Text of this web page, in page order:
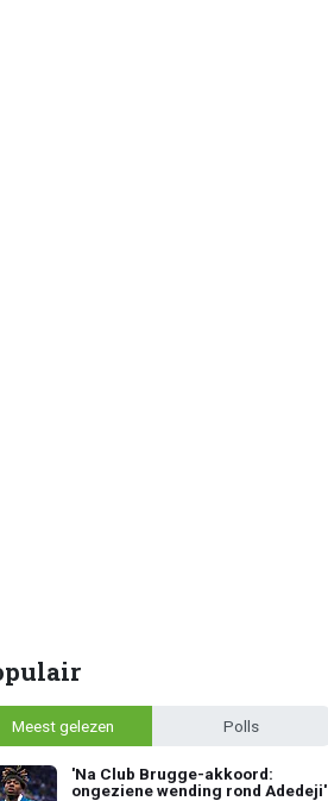
Meest gelezen Polls
'Na Club Brugge-akkoord:
ongeziene wending rond Adedeji'